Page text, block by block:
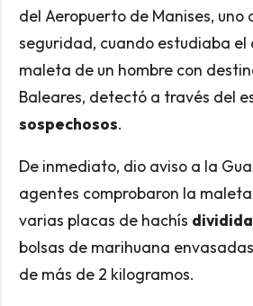
del Aeropuerto de Manises, uno
seguridad, cuando estudiaba el
maleta de un hombre con
Baleares, detectó a través del
sospechosos.
De inmediato, dio aviso a la
agentes comprobaron la
varias placas de hachís
bolsas de marihuana
de más de 2 kilogramos.